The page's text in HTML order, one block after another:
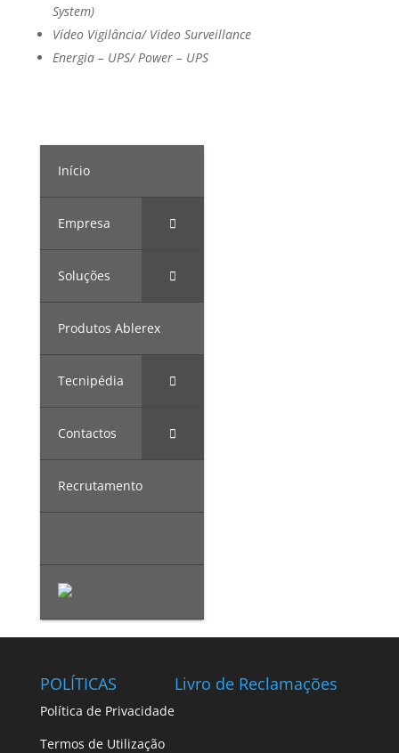
System)
Vídeo Vigilância/ Video Surveillance
Energia – UPS/ Power – UPS
Início
Empresa
Soluções
Produtos Ablerex
Tecnipédia
Contactos
Recrutamento
POLÍTICAS
Política de Privacidade
Termos de Utilização
Livro de Reclamações